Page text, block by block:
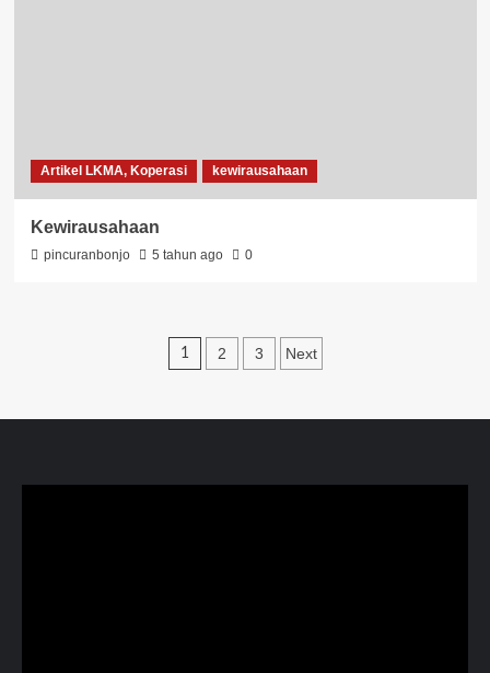
Artikel LKMA, Koperasi kewirausahaan
Kewirausahaan
pincuranbonjo 5 tahun ago 0
1 2 3 Next